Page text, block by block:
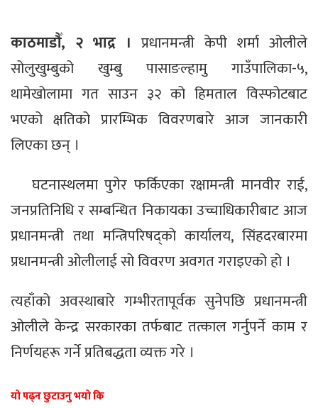
काठमाडौँ, २ भाद्र । प्रधानमन्त्री केपी शर्मा ओलीले
सोलुखुम्बुको खुम्बु पासाङल्हामु गाउँपालिका-५,
थामेखोलामा गत साउन ३२ को हिमताल विस्फोटबाट
भएको क्षतिको प्रारम्भिक विवरणबारे आज जानकारी
लिएका छन् ।
घटनास्थलमा पुगेर फर्किएका रक्षामन्त्री मानवीर राई,
जनप्रतिनिधि र सम्बन्धित निकायका उच्चाधिकारीबाट आज
प्रधानमन्त्री तथा मन्त्रिपरिषद्को कार्यालय, सिंहदरबारमा
प्रधानमन्त्री ओलीलाई सो विवरण अवगत गराइएको हो ।
त्यहाँको अवस्थाबारे गम्भीरतापूर्वक सुनेपछि प्रधानमन्त्री
ओलीले केन्द्र सरकारका तर्फबाट तत्काल गर्नुपर्ने काम र
निर्णयहरू गर्ने प्रतिबद्धता व्यक्त गरे ।
यो पढ्न छुटाउनु भयो कि